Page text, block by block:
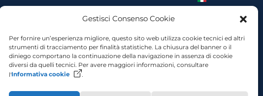
Gestisci Consenso Cookie
Per fornire un’esperienza migliore, questo sito web utilizza cookie tecnici ed altri
strumenti di tracciamento per finalità statistiche. La chiusura del banner o il
diniego comportano la continuazione della navigazione in assenza di cookie
diversi da quelli tecnici. Per avere maggiori informazioni, consultare
l'Informativa cookie .
Donazioni allo smaTs
Contatti
Accessibilità Privacy Policy Cookie Policy